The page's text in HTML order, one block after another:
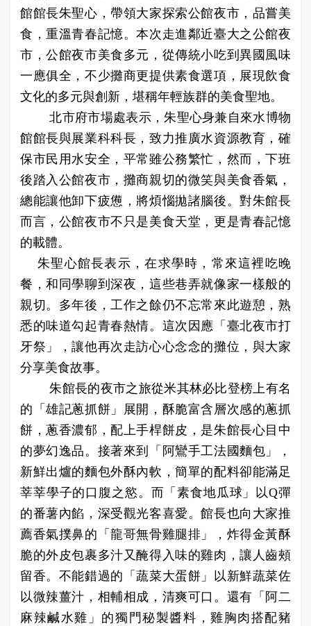
館館長朱聖心，帶領大家探索公館夜市，品嘗美
食，重溫青春記憶。本次走進鄰近臺大之公館夜
市，公館夜市美食多元，從傳統小吃到異國風味
一應俱全，不少攤商更提供素食選項，展現飲食
文化的多元與創新，堪稱年輕族群的美食聖地。
北市府市場處表示，朱聖心身兼自來水博物
館館長與展業科科長，致力推廣水資源教育，確
保市民用水安全，平常雖公務繁忙，然而，下班
後踏入公館夜市，攤商親切的微笑與美食香氣，
總能讓他卸下疲憊，將煩惱拋諸腦後。對朱館長
而言，公館夜市不只是美食天堂，更是青春記憶
的載體。
朱聖心館長表示，在求學時，常來這裡吃晚
餐，和同學聊到深夜，這些巷弄就像家一樣般的
親切。多年後，工作之餘仍不忘常來此遊憩，熟
悉的味道勾起青春熱情。這次因應「臺北夜市打
牙祭」，讓他再次走訪心心念念的攤位，與大家
分享美食故事。
朱館長的夜市之旅從米其林必比登榜上有名
的「雄記蔥抓餅」展開，酥脆富含層次感的蔥抓
餅，蔥香濃郁，配上手桿餅皮，是朱館長心目中
的夢幻逸品。接著來到「阿鸞手工法國麵包」，
新鮮出爐的麵包外酥內軟，簡單的配料卻能滿足
莘莘學子的口腹之慾。而「素食地瓜球」以Q彈
的番薯內餡，深受觀光客喜愛。館長也向大家推
薦香氣撲鼻的「龍哥無骨雞腿排」，炸得金黃酥
脆的外皮包裹多汁又醃得入味的雞肉，讓人齒頰
留香。不能錯過的「蔬菜大蛋餅」以新鮮蔬菜佐
以微辣薑汁，相輔相成，清爽可口。還有「阿二
麻辣鹹水雞」的獨門秘製醬料，雞胸肉搭配豬